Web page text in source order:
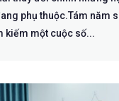
phụ thuộc.Tám năm
kiếm một cuộc số...